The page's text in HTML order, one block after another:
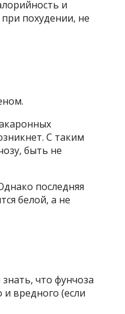
и
похудении, не
С таким
быть не
последняя
белой, а не
что фунчоза
и вредного (если